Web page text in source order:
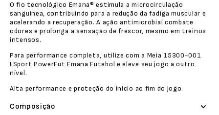
O fio tecnológico Emana® estimula a microcirculação
sanguínea, contribuindo para a redução da fadiga muscular e
acelerando a recuperação. A ação antimicrobial combate
odores e prolonga a sensação de frescor, mesmo em treinos
intensos.
Para performance completa, utilize com a Meia 15300-001
LSport PowerFut Emana Futebol e eleve seu jogo a outro
nível.
Alta performance e proteção do início ao fim do jogo.
Composição